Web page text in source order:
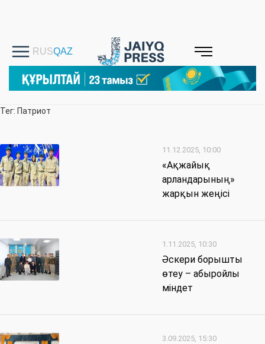
Тег: Патриот
11.12.2025, 10:00
«Ақжайық
арландарының»
жарқын жеңісі
1.11.2025, 10:30
Әскери борышты
өтеу – абыройлы
міндет
3.09.2025, 15:30